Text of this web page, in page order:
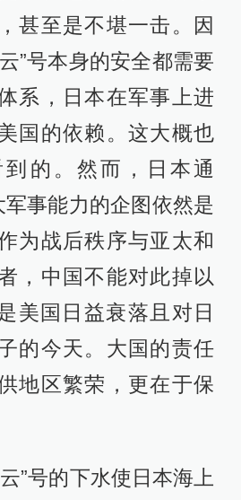
甚至是不堪一击。因
”号本身的安全都需要
系，日本在军事上进
国的依赖。这大概也
的。然而，日本通
军事能力的企图依然是
为战后秩序与亚太和
，中国不能对此掉以
国日益衰落且对日
的今天。大国的责任
地区繁荣，更在于保
号的下水使日本海上